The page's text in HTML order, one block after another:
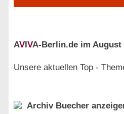
AVIVA-Berlin.de im August
Unsere aktuellen Top -
Archiv Buecher